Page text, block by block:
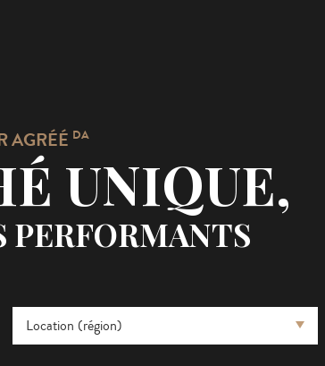
AGRÉÉ DA
UNIQUE,
PERFORMANTS